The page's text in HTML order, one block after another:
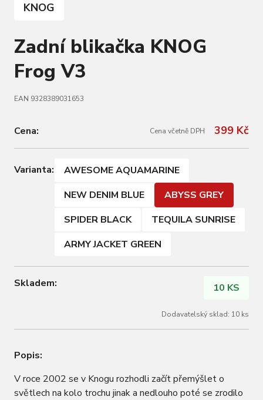
KNOG
Zadní blikačka KNOG
Frog V3
EAN 9328389031653
Cena: Cena včetně DPH 399 Kč
Varianta:
AWESOME AQUAMARINE
NEW DENIM BLUE
ABYSS GREY
SPIDER BLACK
TEQUILA SUNRISE
ARMY JACKET GREEN
Skladem: 10 KS
Dodavatelský sklad: 10 ks
Popis:
V roce 2002 se v Knogu rozhodli začít přemýšlet o
světlech na kolo trochu jinak a nedlouho poté se zrodilo